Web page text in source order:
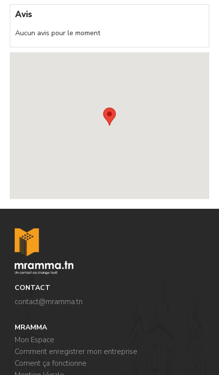
Avis
Aucun avis pour le moment
CONTACT
contact@mramma.tn
MRAMMA
Mon Espace
Comment enregistrer mon entreprise
Coment ça fonctionne